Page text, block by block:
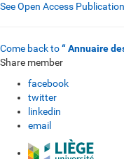
See Open Access
Come back to“ Annuaire
Share member
facebook
twitter
linkedin
email